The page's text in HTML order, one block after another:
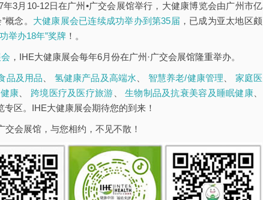
3月10-12日在广州•广交会展馆举行，大健康博览会由广州市亿
念。 大健康展会已连续成功举办到第35届 ，已成为亚太地区颇
举办18年”奖牌 ！。
，IHE大健康展会每年6月份在广州·广交会展馆隆重举办。
品及用品 氢健康产品及高端水 智慧养老/健康管理
家庭医
康 跨境医疗及医疗旅游 、生物制品及抗衰美容及睡眠健康
专区。IHE大健康展会期待您的到来！
会展馆，与您相约，不见不散！